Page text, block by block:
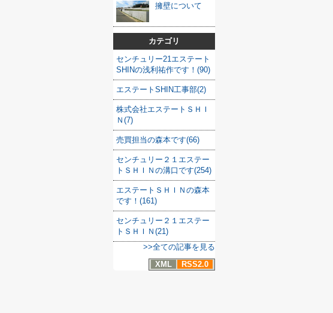
擁壁について
カテゴリ
センチュリー21エステート
SHINの浅利祐作です！(90)
エステートSHIN工事部(2)
株式会社エステートＳＨＩ
Ｎ(7)
売買担当の森本です(66)
センチュリー２１エステー
トＳＨＩＮの溝口です(254)
エステートＳＨＩＮの森本
です！(161)
センチュリー２１エステー
トＳＨＩＮ(21)
>>全ての記事を見る
XML
RSS2.0